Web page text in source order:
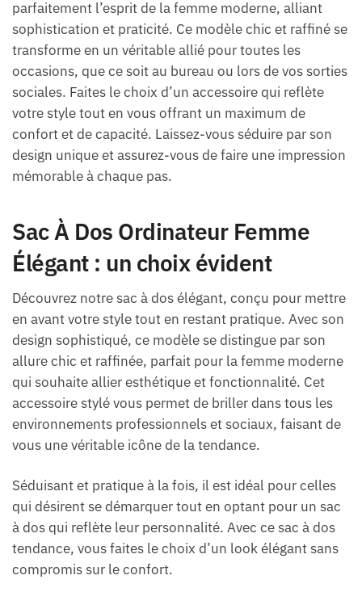
parfaitement l’esprit de la femme moderne, alliant
sophistication et praticité. Ce modèle chic et raffiné se
transforme en un véritable allié pour toutes les
occasions, que ce soit au bureau ou lors de vos sorties
sociales. Faites le choix d’un accessoire qui reflète
votre style tout en vous offrant un maximum de
confort et de capacité. Laissez-vous séduire par son
design unique et assurez-vous de faire une impression
mémorable à chaque pas.
Sac À Dos Ordinateur Femme
Élégant : un choix évident
Découvrez notre sac à dos élégant, conçu pour mettre
en avant votre style tout en restant pratique. Avec son
design sophistiqué, ce modèle se distingue par son
allure chic et raffinée, parfait pour la femme moderne
qui souhaite allier esthétique et fonctionnalité. Cet
accessoire stylé vous permet de briller dans tous les
environnements professionnels et sociaux, faisant de
vous une véritable icône de la tendance.
Séduisant et pratique à la fois, il est idéal pour celles
qui désirent se démarquer tout en optant pour un sac
à dos qui reflète leur personnalité. Avec ce sac à dos
tendance, vous faites le choix d’un look élégant sans
compromis sur le confort.